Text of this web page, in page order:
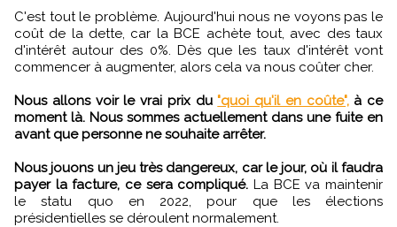
C'est tout le problème. Aujourd'hui nous ne voyons pas le
coût de la dette, car la BCE achète tout, avec des taux
d'intérêt autour des 0%. Dès que les taux d'intérêt vont
commencer à augmenter, alors cela va nous coûter cher.
Nous allons voir le vrai prix du "quoi qu'il en coûte", à ce
moment là. Nous sommes actuellement dans une fuite en
avant que personne ne souhaite arrêter.
Nous jouons un jeu très dangereux, car le jour, où il faudra
payer la facture, ce sera compliqué. La BCE va maintenir
le statu quo en 2022, pour que les élections
présidentielles se déroulent normalement.